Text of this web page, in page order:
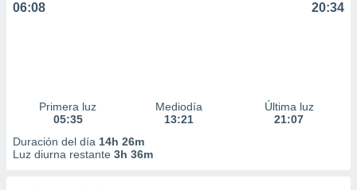
06:08 20:34
Primera luz
05:35
Mediodía
13:21
Última luz
21:07
Duración del día 14h 26m
Luz diurna restante 3h 36m